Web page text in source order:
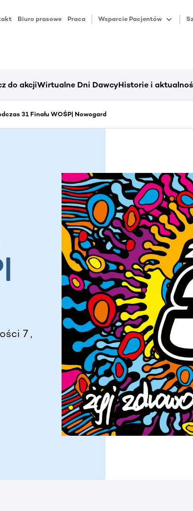
Biuro prasowe Praca Wsparcie Pacjentów
do akcjiWirtualne Dni DawcyHistorie i
31 Finału WOŚP| Nowogard
7 ,